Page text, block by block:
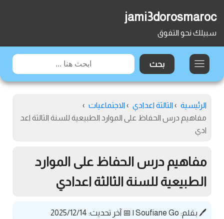
jami3dorosmaroc
سبيلك نحو التفوق
الرئيسية › الثالثة اعدادي › الاجتماعيات ›
مفاهيم درس الحفاظ على الموارد الطبيعية للسنة الثالثة اعد
ادي
مفاهيم درس الحفاظ على الموارد
الطبيعية للسنة الثالثة اعدادي
🖊️ بقلم: Soufiane Go
| 📅 آخر تحديث: 2025/12/14